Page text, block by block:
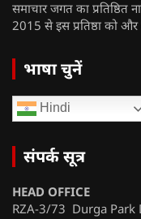
समाचार जगत का प्रतिष्ठित
2015 से इस प्रतिष्ठा को और
भाषा चुनें
Hindi
संपर्क सूत्र
HEAD OFFICE
RZA-3/73 Durga Park